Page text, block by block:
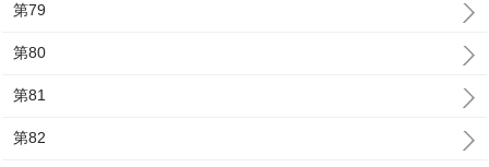
第79
第80
第81
第82